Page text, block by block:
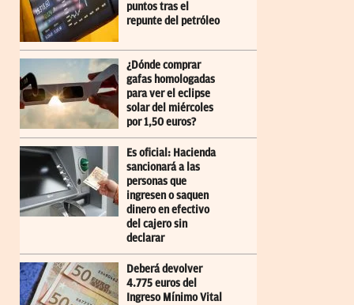
puntos tras el
repunte del petróleo
¿Dónde comprar
gafas homologadas
para ver el eclipse
solar del miércoles
por 1,50 euros?
Es oficial: Hacienda
sancionará a las
personas que
ingresen o saquen
dinero en efectivo
del cajero sin
declarar
Deberá devolver
4.775 euros del
Ingreso Mínimo Vital